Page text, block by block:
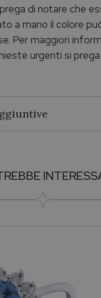
di notare che
a mano il colore
Per maggiori
urgenti si
& GIGANTE